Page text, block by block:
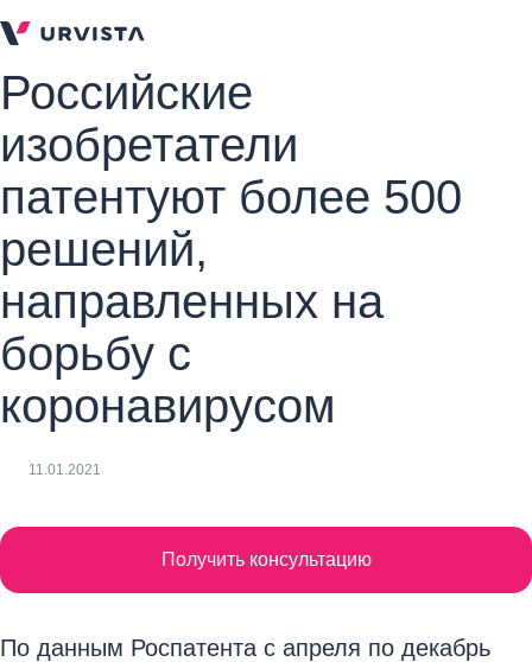
Российские
изобретатели
патентуют более 500
решений,
направленных на
борьбу с
коронавирусом
11.01.2021
Получить консультацию
По данным Роспатента с апреля по декабрь